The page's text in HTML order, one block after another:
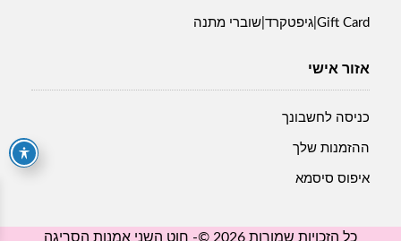
Gift Card|גיפטקרד|שוברי מתנה
אזור אישי
כניסה לחשבונך
ההזמנות שלך
איפוס סיסמא
כל הזכויות שמורות 2026 ©- חוט השני אמנות הסריגה